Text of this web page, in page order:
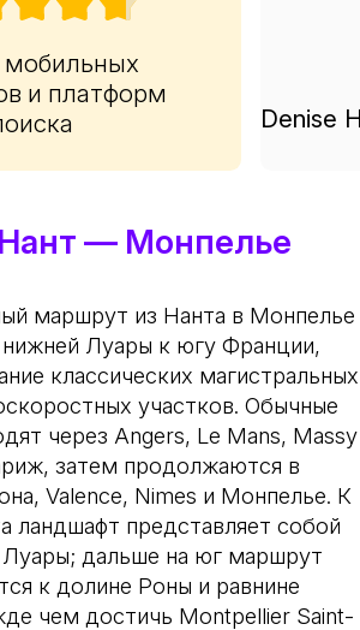
и платформ
Denise
— Монпелье
маршрут из Нанта в Монпелье
Луары к югу Франции,
классических магистральных
участков. Обычные
через Angers, Le Mans, Massy
затем продолжаются в
Valence, Nimes и Монпелье. К
ландшафт представляет собой
Луары; дальше на юг маршрут
к долине Роны и равнине
чем достичь Montpellier Saint-